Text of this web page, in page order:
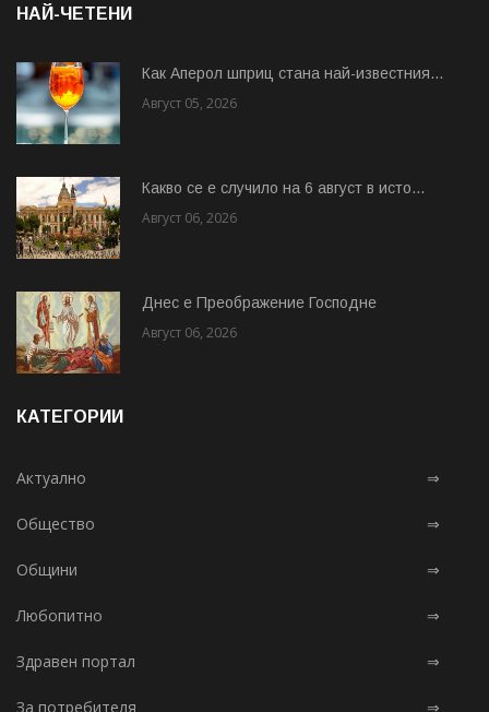
НАЙ-ЧЕТЕНИ
Как Аперол шприц стана най-известния...
Август 05, 2026
Какво се е случило на 6 август в исто...
Август 06, 2026
Днес е Преображение Господне
Август 06, 2026
КАТЕГОРИИ
Актуално ⇒
Общество ⇒
Общини ⇒
Любопитно ⇒
Здравен портал ⇒
За потребителя ⇒